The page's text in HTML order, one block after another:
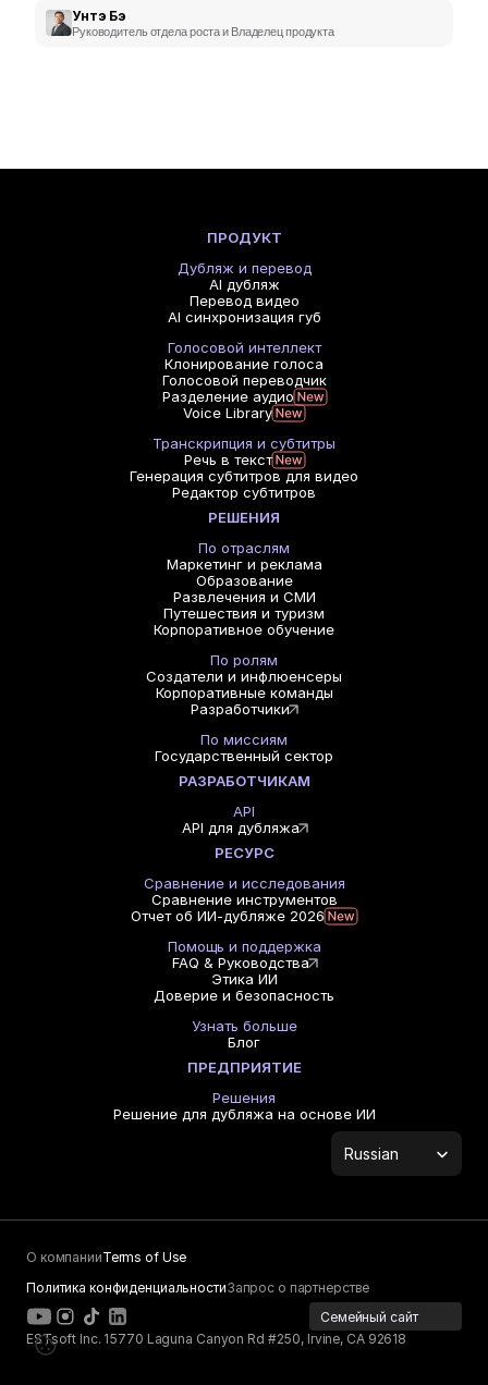
Унтэ Бэ
Руководитель отдела роста и Владелец продукта
ПРОДУКТ
Дубляж и перевод
AI дубляж
Перевод видео
AI синхронизация губ
Голосовой интеллект
Клонирование голоса
Голосовой переводчик
Разделение аудио
Voice Library
Транскрипция и субтитры
Речь в текст
Генерация субтитров для видео
Редактор субтитров
РЕШЕНИЯ
По отраслям
Маркетинг и реклама
Образование
Развлечения и СМИ
Путешествия и туризм
Корпоративное обучение
По ролям
Создатели и инфлюенсеры
Корпоративные команды
Разработчики
По миссиям
Государственный сектор
РАЗРАБОТЧИКАМ
API
API для дубляжа
РЕСУРС
Сравнение и исследования
Сравнение инструментов
Отчет об ИИ-дубляже 2026
Помощь и поддержка
FAQ & Руководства
Этика ИИ
Доверие и безопасность
Узнать больше
Блог
ПРЕДПРИЯТИЕ
Решения
Решение для дубляжа на основе ИИ
Select Language
Russian
О компанииTerms of Use
Политика конфиденциальностиЗапрос о партнерстве
Семейный сайт
ESTsoft Inc. 15770 Laguna Canyon Rd #250, Irvine, CA 92618